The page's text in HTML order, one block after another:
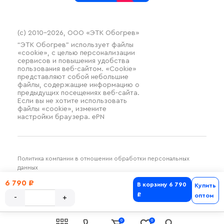
0 0
6 790 ₽ В корзину 6 790
₽
Купить
оптом
(c) 2010–2026, ООО «ЭТК Обогрев»
“ЭТК Обогрев” использует файлы
«cookie», с целью персонализации
сервисов и повышения удобства
пользования веб-сайтом. «Cookie»
представляют собой небольшие
файлы, содержащие информацию о
предыдущих посещениях веб-сайта.
Если вы не хотите использовать
файлы «cookie», измените
настройки браузера. ePN
Политика компании в отношении обработки персональных
данных